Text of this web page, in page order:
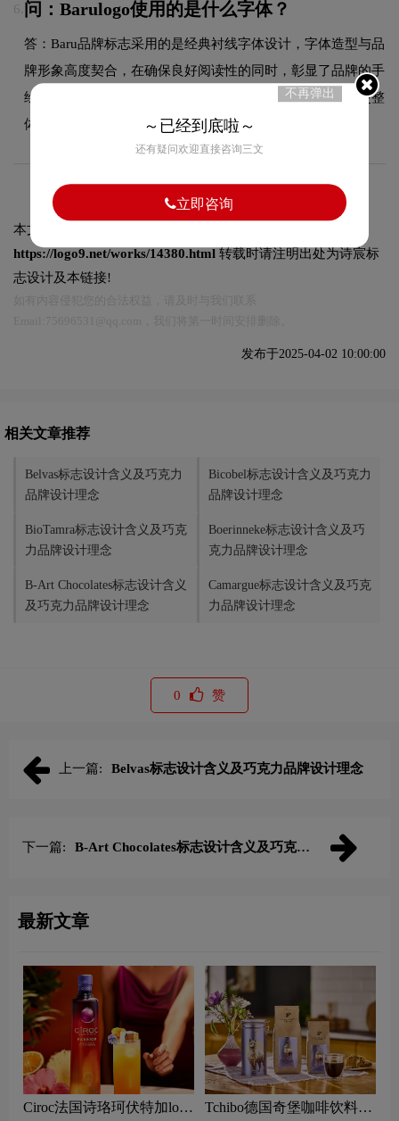
6. 问：Barulogo使用的是什么字体？
答：Baru品牌标志采用的是经典衬线字体设计，字体造型与品
牌形象高度契合，在确保良好阅读性的同时，彰显了品牌的手
绘设计风格。字体的结构、粗细及间距都经过精心考量，使整
体标志在不同尺寸和场景下均能保持一致的品牌调性。
本文标题和链接
https://logo9.net/works/14380.html 转载时请注明出处为诗宸标
志设计及本链接!
发布于2025-04-02 10:00:00
相关文章推荐
Belvas标志设计含义及巧克力
品牌设计理念
Bicobel标志设计含义及巧克力
品牌设计理念
BioTamra标志设计含义及巧克
力品牌设计理念
Boerinneke标志设计含义及巧
克力品牌设计理念
B-Art Chocolates标志设计含义
及巧克力品牌设计理念
Camargue标志设计含义及巧克
力品牌设计理念
0 赞
上一篇: Belvas标志设计含义及巧克力品牌设计理念
下一篇:
B-Art Chocolates标志设计含义及巧克力
最新文章
Ciroc法国诗珞珂伏特加logo
Tchibo德国奇堡咖啡饮料
不再弹出
～已经到底啦～
还有疑问欢迎直接咨询三文
立即咨询